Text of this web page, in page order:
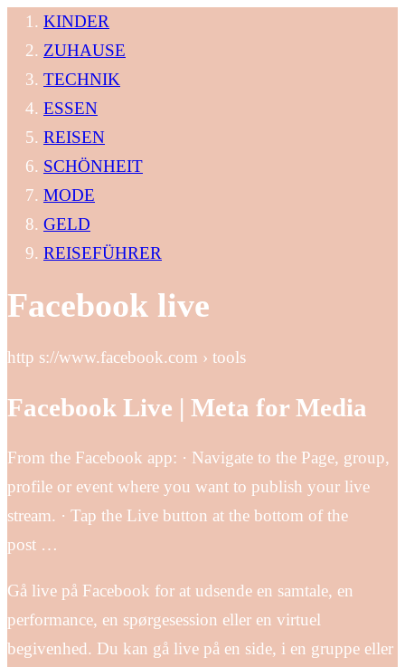
KINDER
ZUHAUSE
TECHNIK
ESSEN
REISEN
SCHÖNHEIT
MODE
GELD
REISEFÜHRER
Facebook live
http s://www.facebook.com › tools
Facebook Live | Meta for Media
From the Facebook app: · Navigate to the Page, group,
profile or event where you want to publish your live
stream. · Tap the Live button at the bottom of the
post …
Gå live på Facebook for at udsende en samtale, en
performance, en spørgesession eller en virtuel
begivenhed. Du kan gå live på en side, i en gruppe eller